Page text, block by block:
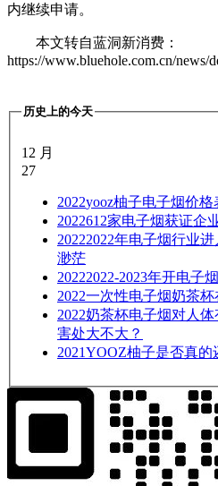
内继续申请。
本文转自蓝洞新消费：
https://www.bluehole.com.cn/news/
历史上的今天
12 月
27
2022yooz柚子电子烟价
2022612家电子烟获证企
20222022年电子烟行业
渺茫
20222022-2023年开电子
2022一次性电子烟奶茶
2022奶茶杯电子烟对人
害处大不大？
2021YOOZ柚子是否真的